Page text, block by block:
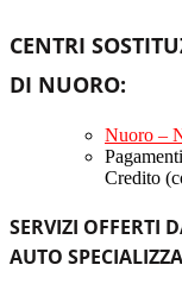
CENTRI
DI NUORO:
Nuoro –
Credito
SERVIZI OFFERTI
AUTO